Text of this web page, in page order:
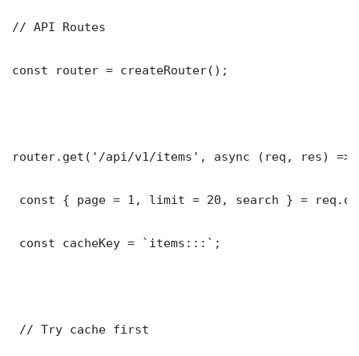
// API Routes
const router = createRouter();
router.get('/api/v1/items', async (req, res) =>
const { page = 1, limit = 20, search } =
const cacheKey = `items:::`;
// Try cache first